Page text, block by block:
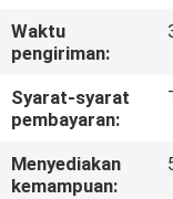
HUBUNGI
KAMI
BERITA
Waktu
pengiriman:
Syarat-syarat
pembayaran:
Menyediakan
kemampuan: